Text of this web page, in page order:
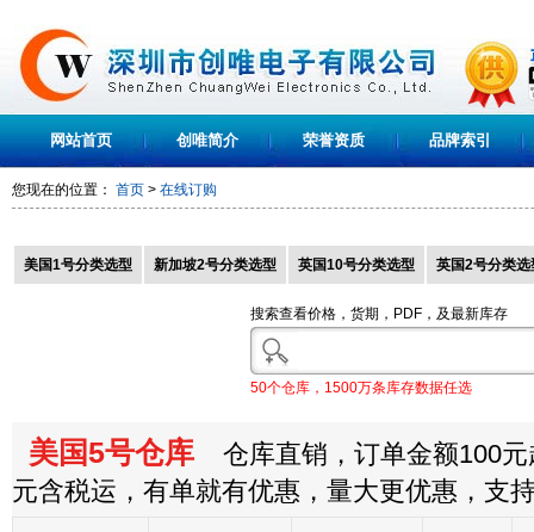
网站首页 创唯简介 荣誉资质 品牌索引
您现在的位置： 首页 > 在线订购
美国1号分类选型 新加坡2号分类选型 英国10号分类选型 英国2号分类选
搜索查看价格，货期，PDF，及最新库存
50个仓库，1500万条库存数据任选
美国5号仓库 仓库直销，订单金额100元
元含税运，有单就有优惠，量大更优惠，支